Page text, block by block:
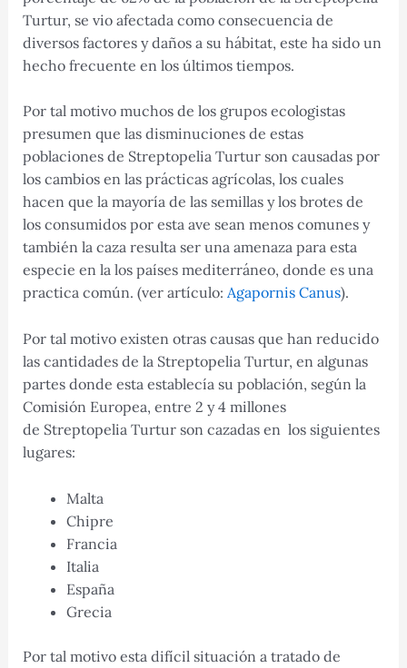
Turtur, se vio afectada como consecuencia de
diversos factores y daños a su hábitat, este ha sido un
hecho frecuente en los últimos tiempos.
Por tal motivo muchos de​ los grupos ecologistas
presumen que las disminuciones de estas
poblaciones de Streptopelia Turtur son causadas por
los cambios en las prácticas agrícolas, los cuales
hacen que la mayoría de las semillas y los brotes de
los consumidos por esta ave sean menos comunes y
también la caza resulta ser una amenaza para esta
especie en la los países mediterráneo, donde es una
practica común. (ver artículo: Agapornis Canus).
Por tal motivo existen otras causas que han reducido
las cantidades de la Streptopelia Turtur, en algunas
partes donde esta establecía su población, según la
Comisión Europea, entre 2 y 4 millones
de Streptopelia Turtur son cazadas en los siguientes
lugares:
Malta
Chipre
Francia
Italia
España
Grecia
Por tal motivo esta difícil situación a tratado de